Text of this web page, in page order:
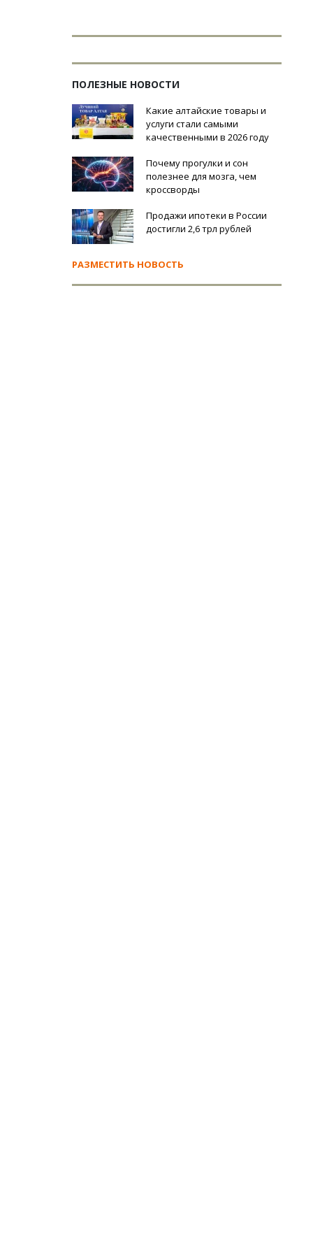
ПОЛЕЗНЫЕ НОВОСТИ
Какие алтайские товары и
услуги стали самыми
качественными в 2026 году
Почему прогулки и сон
полезнее для мозга, чем
кроссворды
Продажи ипотеки в России
достигли 2,6 трл рублей
РАЗМЕСТИТЬ НОВОСТЬ